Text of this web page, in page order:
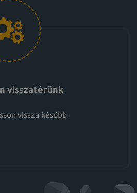
visszatérünk
vissza később